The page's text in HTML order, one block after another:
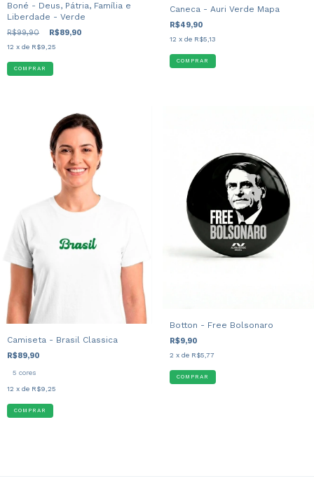
Boné - Deus, Pátria, Família e
Liberdade - Verde
R$99,90 R$89,90
12 x de R$9,25
Caneca - Auri Verde Mapa
R$49,90
12 x de R$5,13
Camiseta - Brasil Classica
R$89,90
5 cores
12 x de R$9,25
COMPRAR
Botton - Free Bolsonaro
R$9,90
2 x de R$5,77